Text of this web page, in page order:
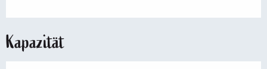
Kapazität